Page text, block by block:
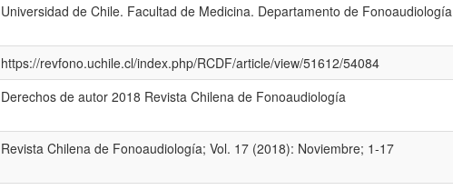
Universidad de Chile. Facultad de Medicina. Departamento de Fonoaudiología
https://revfono.uchile.cl/index.php/RCDF/article/view/51612/54084
Derechos de autor 2018 Revista Chilena de Fonoaudiología
Revista Chilena de Fonoaudiología; Vol. 17 (2018): Noviembre; 1-17